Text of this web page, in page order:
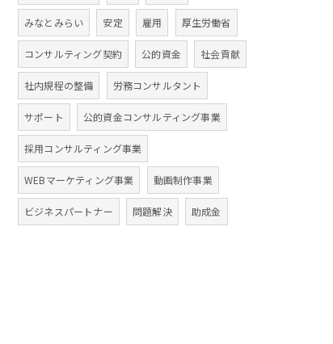
みなとみらい 安定 雇用 厚生労働省
コンサルティング契約 公的資金 社会貢献
社内規程の整備 労務コンサルタント
サポート 公的資金コンサルティング事業
採用コンサルティング事業
WEBマーケティング事業 動画制作事業
ビジネスパートナー 問題解決 助成金